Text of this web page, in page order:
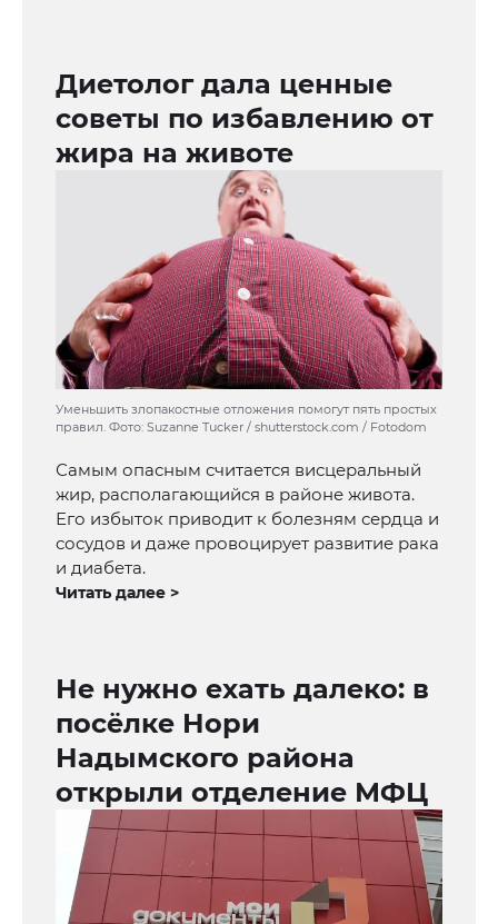
Диетолог дала ценные
советы по избавлению от
жира на животе
Уменьшить злопакостные отложения помогут пять простых
правил. Фото: Suzanne Tucker / shutterstock.com / Fotodom
Самым опасным считается висцеральный
жир, располагающийся в районе живота.
Его избыток приводит к болезням сердца и
сосудов и даже провоцирует развитие рака
и диабета.
Читать далее >
Не нужно ехать далеко: в
посёлке Нори
Надымского района
открыли отделение МФЦ